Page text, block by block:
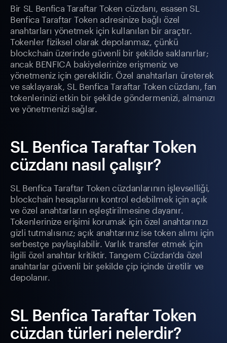
Bir SL Benfica Taraftar Token cüzdanı, esasen SL
Benfica Taraftar Token adresinize bağlı özel
anahtarları yönetmek için kullanılan bir araçtır.
Tokenler fiziksel olarak depolanmaz, çünkü
blockchain üzerinde güvenli bir şekilde saklanırlar;
ancak BENFICA bakiyelerinize erişmeniz ve
yönetmeniz için gereklidir. Özel anahtarları üreterek
ve saklayarak, SL Benfica Taraftar Token cüzdanı, fan
tokenlerinizi etkin bir şekilde göndermenizi, almanızı
ve yönetmenizi sağlar.
SL Benfica Taraftar Token
cüzdanı nasıl çalışır?
SL Benfica Taraftar Token cüzdanlarının işlevselliği,
blockchain hesaplarını kontrol edebilmek için açık
ve özel anahtarların eşleştirilmesine dayanır.
Tokenlerinize erişimi korumak için özel anahtarınızı
gizli tutmalısınız; açık anahtarınız ise token alımı için
serbestçe paylaşılabilir. Varlık transfer etmek için
ilgili özel anahtar kritiktir. Tangem Cüzdan'da özel
anahtarlar güvenli bir şekilde çip içinde üretilir ve
depolanır.
SL Benfica Taraftar Token
cüzdan türleri nelerdir?